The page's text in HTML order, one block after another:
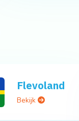
Flevoland
Bekijk